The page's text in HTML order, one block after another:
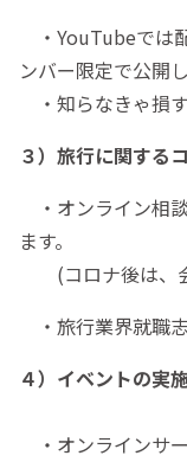
・YouTubeでは
ンバー限定で公開し
・知らなきゃ損
３）旅行に関する
・オンライン相
ます。
(コロナ後は、会
・旅行業界就職
４）イベントの実施
・オンラインサ